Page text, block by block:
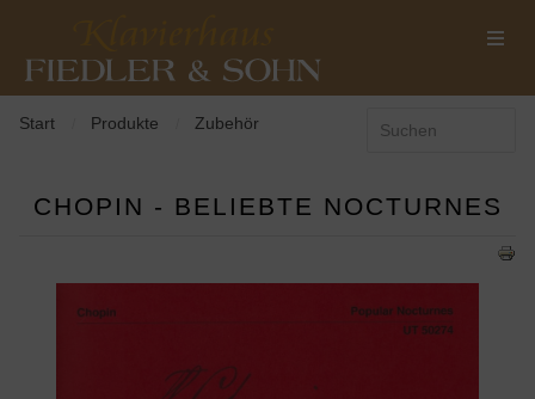
Start Produkte Zubehör
CHOPIN - BELIEBTE NOCTURNES